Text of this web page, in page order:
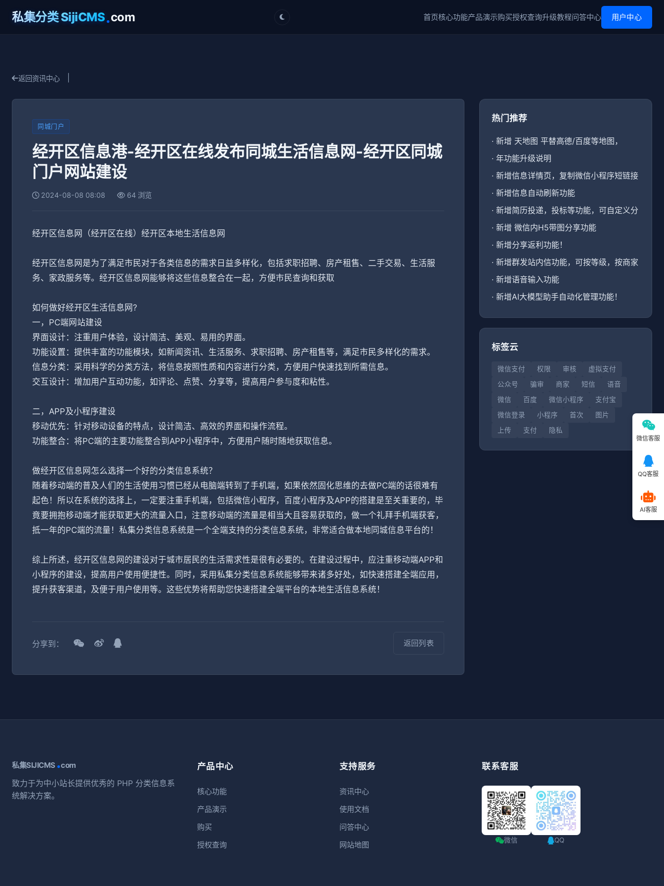
私集分类 SijiCMS.com 首页核心功能产品演示购买授权查询升级教程问答中心 用户中心
返回资讯中心
同城门户
经开区信息港-经开区在线发布同城生活信息网-经开区同城
门户网站建设
2024-08-08 08:08 64 浏览
经开区信息网（经开区在线）经开区本地生活信息网
经开区信息网是为了满足市民对于各类信息的需求日益多样化，包括求职招聘、房产租售、二手交易、生活服
务、家政服务等。经开区信息网能够将这些信息整合在一起，方便市民查询和获取
如何做好经开区生活信息网?
一，PC端网站建设
界面设计：注重用户体验，设计简洁、美观、易用的界面。
功能设置：提供丰富的功能模块，如新闻资讯、生活服务、求职招聘、房产租售等，满足市民多样化的需求。
信息分类：采用科学的分类方法，将信息按照性质和内容进行分类，方便用户快速找到所需信息。
交互设计：增加用户互动功能，如评论、点赞、分享等，提高用户参与度和粘性。
二，APP及小程序建设
移动优先：针对移动设备的特点，设计简洁、高效的界面和操作流程。
功能整合：将PC端的主要功能整合到APP小程序中，方便用户随时随地获取信息。
做经开区信息网怎么选择一个好的分类信息系统？
随着移动端的普及人们的生活使用习惯已经从电脑端转到了手机端，如果依然固化思维的去做PC端的话很难有
起色！所以在系统的选择上，一定要注重手机端，包括微信小程序，百度小程序及APP的搭建是至关重要的，毕
竟要拥抱移动端才能获取更大的流量入口，注意移动端的流量是相当大且容易获取的，做一个礼拜手机端获客，
抵一年的PC端的流量！私集分类信息系统是一个全端支持的分类信息系统，非常适合做本地同城信息平台的！
综上所述，经开区信息网的建设对于城市居民的生活需求性是很有必要的。在建设过程中，应注重移动端APP和
小程序的建设，提高用户使用便捷性。同时，采用私集分类信息系统能够带来诸多好处，如快速搭建全端应用，
提升获客渠道，及便于用户使用等。这些优势将帮助您快速搭建全端平台的本地生活信息系统！
分享到： 返回列表
热门推荐
· 新增 天地图 平替高德/百度等地图，
· 年功能升级说明
· 新增信息详情页，复制微信小程序短链接
· 新增信息自动刷新功能
· 新增简历投递，投标等功能，可自定义分
· 新增 微信内H5带图分享功能
· 新增分享返利功能！
· 新增群发站内信功能，可按等级，按商家
· 新增语音输入功能
· 新增AI大模型助手自动化管理功能！
标签云
微信支付 权限 审核
虚拟支付
公众号
骗审 商家 短信
语音
微信
百度 微信小程序
支付宝
微信登录
小程序 首次
图片
上传
支付 隐私
私集SIJICMS .com
致力于为中小站长提供优秀的 PHP 分类信息系
统解决方案。
产品中心
核心功能
产品演示
购买
授权查询
支持服务
资讯中心
使用文档
问答中心
网站地图
联系客服
微信 QQ
微信客服
QQ客服
AI客服